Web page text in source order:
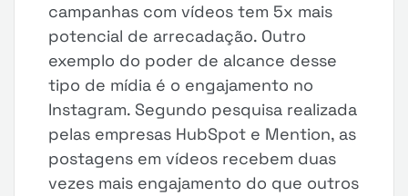
campanhas com vídeos tem 5x mais
potencial de arrecadação. Outro
exemplo do poder de alcance desse
tipo de mídia é o engajamento no
Instagram. Segundo pesquisa realizada
pelas empresas HubSpot e Mention, as
postagens em vídeos recebem duas
vezes mais engajamento do que outros